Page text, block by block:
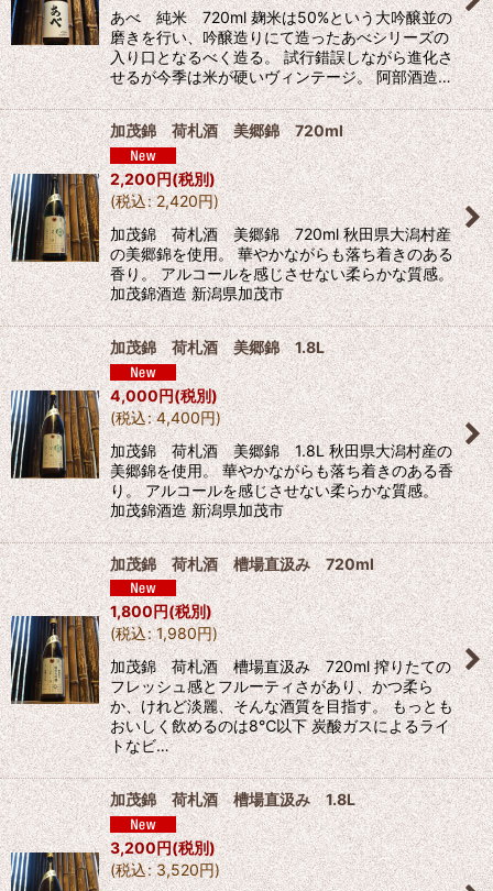
あべ 純米 720ml 麹米は50%という大吟醸並の
磨きを行い、吟醸造りにて造ったあべシリーズの
入り口となるべく造る。 試行錯誤しながら進化さ
せるが今季は米が硬いヴィンテージ。 阿部酒造…
加茂錦 荷札酒 美郷錦 720ml
2,200円(税別)
(税込: 2,420円)
加茂錦 荷札酒 美郷錦 720ml 秋田県大潟村産
の美郷錦を使用。 華やかながらも落ち着きのある
香り。 アルコールを感じさせない柔らかな質感。
加茂錦酒造 新潟県加茂市
加茂錦 荷札酒 美郷錦 1.8L
4,000円(税別)
(税込: 4,400円)
加茂錦 荷札酒 美郷錦 1.8L 秋田県大潟村産の
美郷錦を使用。 華やかながらも落ち着きのある香
り。 アルコールを感じさせない柔らかな質感。
加茂錦酒造 新潟県加茂市
加茂錦 荷札酒 槽場直汲み 720ml
1,800円(税別)
(税込: 1,980円)
加茂錦 荷札酒 槽場直汲み 720ml 搾りたての
フレッシュ感とフルーティさがあり、かつ柔ら
か、けれど淡麗、そんな酒質を目指す。 もっとも
おいしく飲めるのは8℃以下 炭酸ガスによるライ
トなビ…
加茂錦 荷札酒 槽場直汲み 1.8L
3,200円(税別)
(税込: 3,520円)